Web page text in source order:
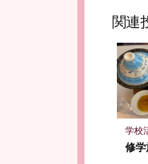
関連
学校
修